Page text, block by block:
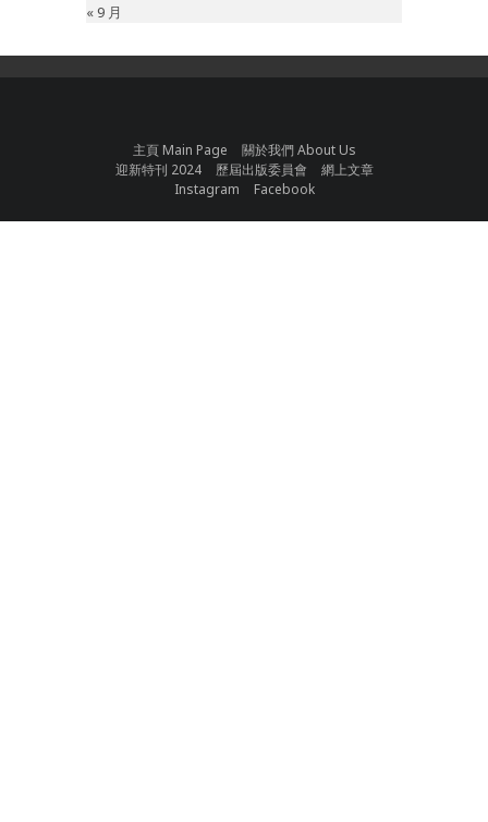
« 9 月
主頁 Main Page
關於我們 About Us
迎新特刊 2024
歷屆出版委員會
網上文章
Instagram
Facebook